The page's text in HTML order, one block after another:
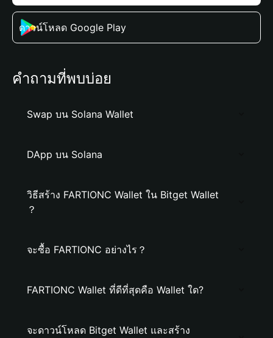
ดาวน์โหลด Google Play
คำถามที่พบบ่อย
Swap บน Solana Wallet
DApp บน Solana
วิธีสร้าง FARTIONC Wallet ใน Bitget Wallet
？
จะซื้อ FARTIONC อย่างไร？
FARTIONC Wallet ที่ดีที่สุดคือ Wallet ใด?
จะดาวน์โหลด Bitget Wallet และสร้าง